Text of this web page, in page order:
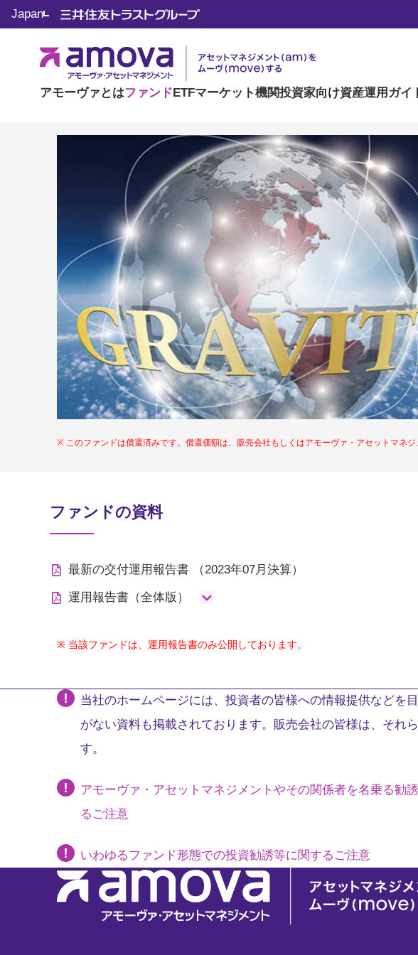
アモーヴァとはファンドETFマーケット機関投資家向け資産運用ガイ
Japan
日興グラビティ・グローバ
愛称：ＧＧ10＋10
このファンドは償還済みです。償還価額は、販売会社もしくはアモーヴァ・アセットマネジ
ファンドの資料
最新の交付運用報告書 （2023年07月決算）
運用報告書（全体版）
当該ファンドは、運用報告書のみ公開しております。
当社のホームページには、投資者の皆様への情報提供などを
がない資料も掲載されております。販売会社の皆様は、それ
す。
アモーヴァ・アセットマネジメントやその関係者を名乗る勧
るご注意
いわゆるファンド形態での投資勧誘等に関するご注意